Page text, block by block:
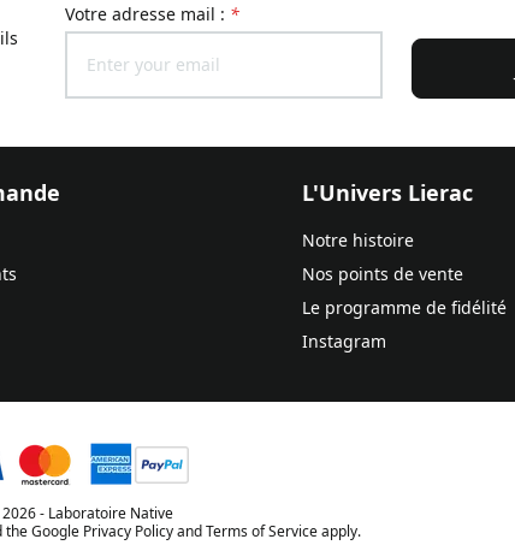
Votre adresse mail : *
L'Univers Lierac
Notre histoire
Nos points de vente
Le programme de fidélité
Instagram
- Laboratoire Native
Google Privacy Policy and Terms of Service apply.